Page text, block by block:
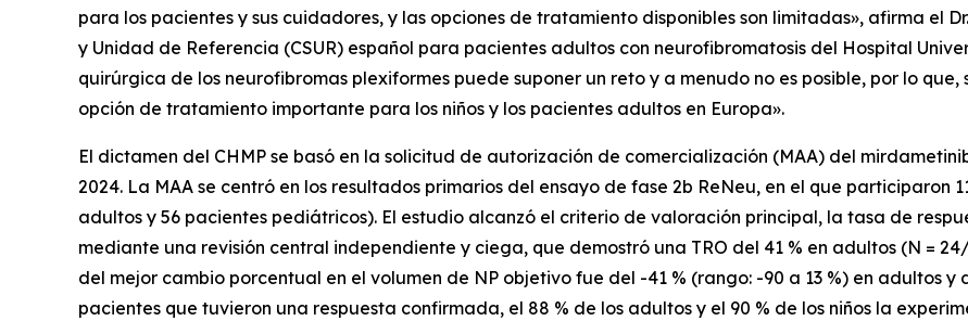
para los pacientes y sus cuidadores, y las opciones de tratamiento disponibles son limitadas», afirma el
y Unidad de Referencia (CSUR) español para pacientes adultos con neurofibromatosis del Hospital
quirúrgica de los neurofibromas plexiformes puede suponer un reto y a menudo no es posible, por lo
opción de tratamiento importante para los niños y los pacientes adultos en Europa».
El dictamen del CHMP se basó en la solicitud de autorización de comercialización (MAA) del
2024. La MAA se centró en los resultados primarios del ensayo de fase 2b ReNeu, en el que participaron
adultos y 56 pacientes pediátricos). El estudio alcanzó el criterio de valoración principal, la tasa de
mediante una revisión central independiente y ciega, que demostró una TRO del 41 % en adultos (N =
del mejor cambio porcentual en el volumen de NP objetivo fue del -41 % (rango: -90 a 13 %) en adultos y
pacientes que tuvieron una respuesta confirmada, el 88 % de los adultos y el 90 % de los niños la